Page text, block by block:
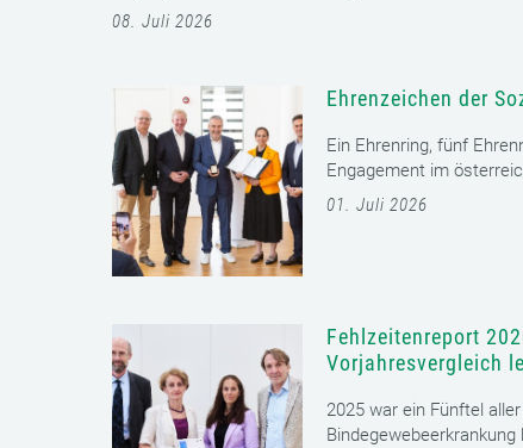
08. Juli 2026
Ehrenzeichen der
Ein Ehrenring, fünf
Engagement im
01. Juli 2026
Fehlzeitenreport
Vorjahresvergleich
2025 war ein Fünftel